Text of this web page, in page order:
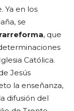
Ya en los
se
, que
Católica.
Jesús
la enseñanza,
difusión del